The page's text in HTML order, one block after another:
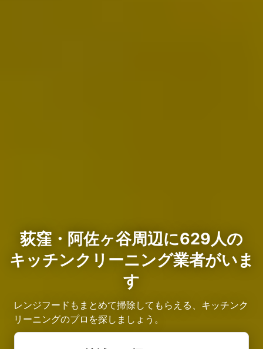
荻窪・阿佐ヶ谷周辺に629人の
キッチンクリーニング業者がいま
す
レンジフードもまとめて掃除してもらえる、キッチンク
リーニングのプロを探しましょう。